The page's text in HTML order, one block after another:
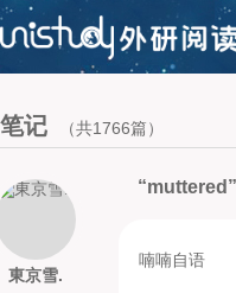
笔记 （共1766篇）
東京雪.
“muttered”
喃喃自语